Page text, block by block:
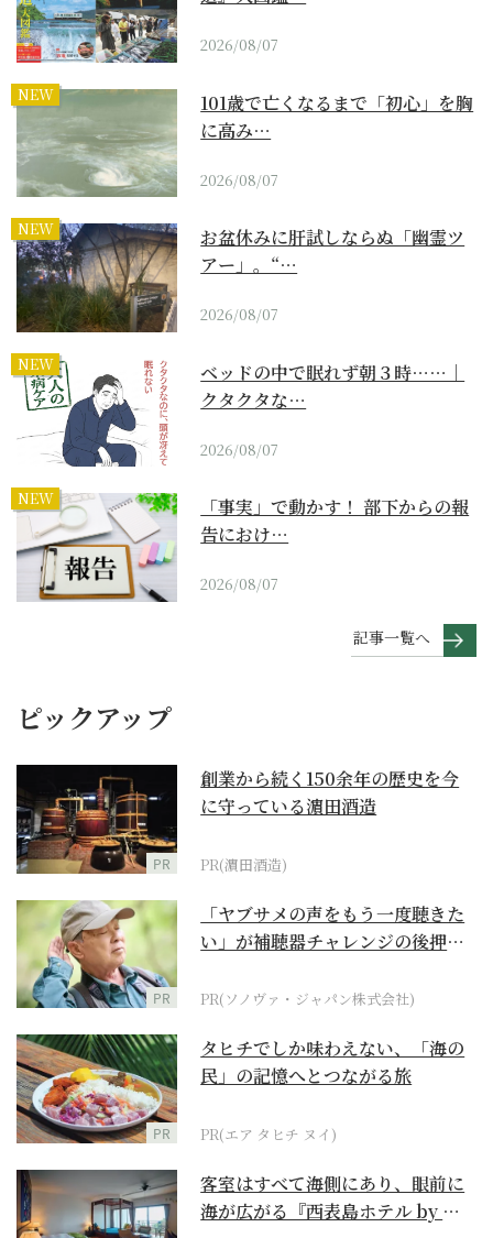
2026/08/07
NEW
101歳で亡くなるまで「初心」を胸
に高み…
2026/08/07
NEW
お盆休みに肝試しならぬ「幽霊ツ
アー」。“…
2026/08/07
NEW
ベッドの中で眠れず朝３時……｜
クタクタな…
2026/08/07
NEW
「事実」で動かす！ 部下からの報
告におけ…
2026/08/07
記事一覧へ
ピックアップ
PR
創業から続く150余年の歴史を今
に守っている濵田酒造
PR(濵田酒造)
PR
「ヤブサメの声をもう一度聴きた
い」が補聴器チャレンジの後押し
PR(ソノヴァ・ジャパン株式会社)
PR
タヒチでしか味わえない、「海の
民」の記憶へとつながる旅
PR(エア タヒチ ヌイ)
客室はすべて海側にあり、眼前に
海が広がる『西表島ホテル by 星